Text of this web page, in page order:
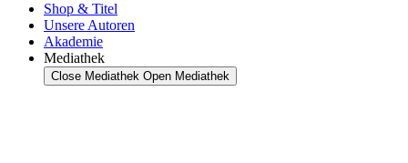
Shop & Titel
Unsere Autoren
Akademie
Mediathek
Close Mediathek Open Mediathek